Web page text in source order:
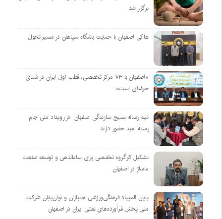
برگزار شد
هاکی اصفهان با حمایت باشگاه سپاهان در مسیر تحول
«اصفهان با ۱۰۳ مرکز تخصصی، قطب اول ایران در شنای
حرفه‌ای است»
تیم رسانه بسیج سازندگی اصفهان در رویداد ملی جام
رسانه امید حضور دارند
تشکیل کارگروه تخصصی برای ساماندهی و توسعه صنعت
ماساژ در اصفهان
پایان المپیاد فرهنگی‌ورزشی جانبازان و توان‌یابان شرکت
ملی پخش فرآورده‌های نفتی ایران در اصفهان